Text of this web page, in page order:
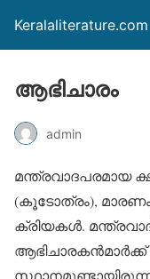
Keralaliterature.com
ആഭിചാരം
admin
മന്ത്രവാദപരമായ
(കൂടോത്രം),
ക്രിയകള്‍.